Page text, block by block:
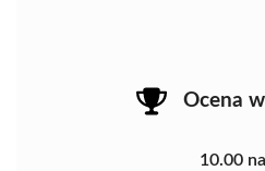
Ocena
10.00